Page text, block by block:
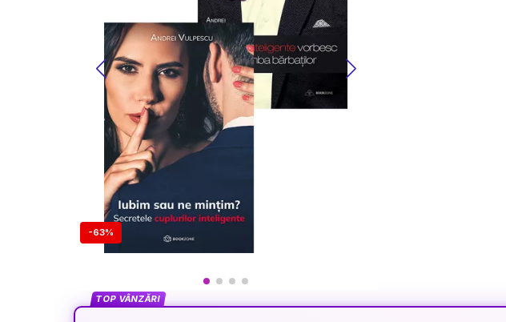
-63%
TOP VÂNZĂRI